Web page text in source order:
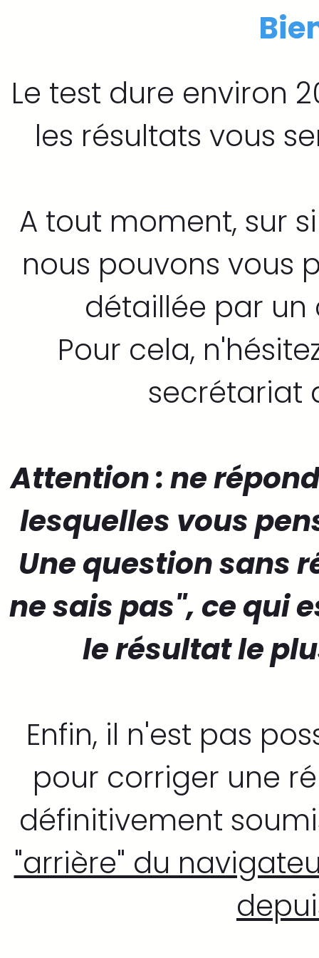
Le test dure environ
les résultats vous
A tout moment, sur
nous pouvons vous
détaillée par un
Pour cela,
secrétariat
Attention : ne
lesquelles vous
Une question sans
ne sais pas", ce qui
le résultat le
Enfin, il n'est pas
pour corriger une
définitivement
"arrière" du